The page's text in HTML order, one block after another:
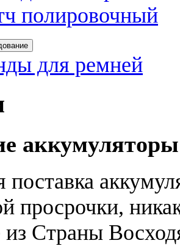
полировочный
для ремней
поставка
просрочки,
из Страны